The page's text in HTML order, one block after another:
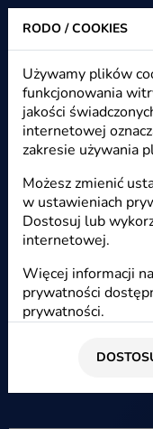
Heuristic - strony
Frontend
Firma Praca
06 listopada 2016
Wolne
Frontend
RODO / COOKIES
Używamy plików
funkcjonowania
jakości
internetowej
zakresie używania
Możesz zmienić
w ustawieniach
Dostosuj lub
internetowej.
Więcej informacji
prywatności
prywatności.